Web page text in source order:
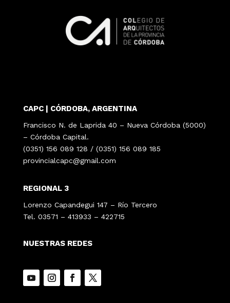
CAPC | CÓRDOBA, ARGENTINA
Francisco N. de Laprida 40 – Nueva Córdoba (5000)
– Córdoba Capital.
(0351) 156 089 128 / (0351) 156 089 185
provincialcapc@gmail.com
REGIONAL 3
Lorenzo Capandegui 147 – Río Tercero
Tel. 03571 – 413933 – 422715
NUESTRAS REDES